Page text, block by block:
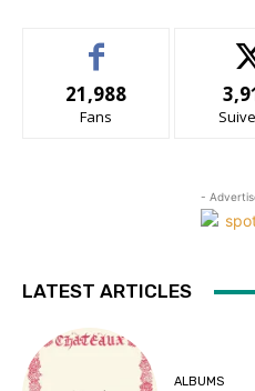
21,988
Fans
-
LATEST ARTICLES
ALBUMS